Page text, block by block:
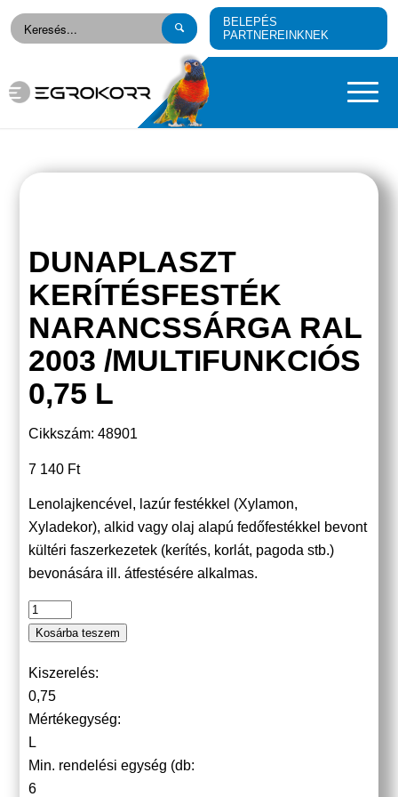
BELEPÉS
PARTNEREINKNEK
DUNAPLASZT
KERÍTÉSFESTÉK
NARANCSSÁRGA RAL
2003 /MULTIFUNKCIÓS
0,75 L
Cikkszám: 48901
7 140 Ft
Lenolajkencével, lazúr festékkel (Xylamon,
Xyladekor), alkid vagy olaj alapú fedőfestékkel bevont
kültéri faszerkezetek (kerítés, korlát, pagoda stb.)
bevonására ill. átfestésére alkalmas.
Kosárba teszem
Kiszerelés:
0,75
Mértékegység:
L
Min. rendelési egység (db:
6